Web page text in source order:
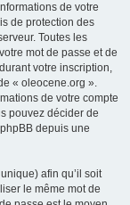
de votre
de protection des
Toutes les
mot de passe et de
votre inscription,
« oleocene.org ».
de votre compte
pouvez décider de
depuis une
afin qu’il soit
le même mot de